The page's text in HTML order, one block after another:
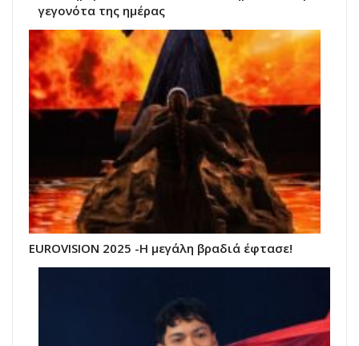
γεγονότα της ημέρας
EUROVISION 2025 -Η μεγάλη βραδιά έφτασε!